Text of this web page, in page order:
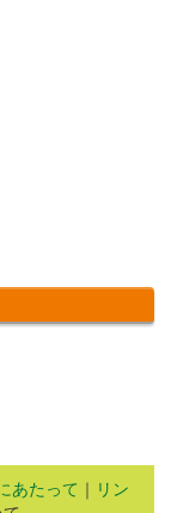
あたって ｜ リン